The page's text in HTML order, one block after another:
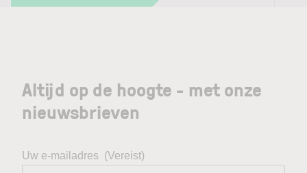
Altijd op de hoogte - met onze
nieuwsbrieven
Uw e-mailadres (Vereist)